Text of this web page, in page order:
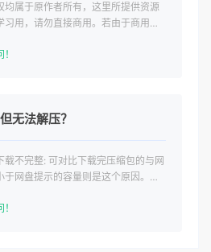
均属于原作者所有，这里所提供资源
习用，请勿直接商用。若由于商用引
无法解压？
载不完整: 可对比下载完压缩包的与网
于网盘提示的容量则是这个原因。这